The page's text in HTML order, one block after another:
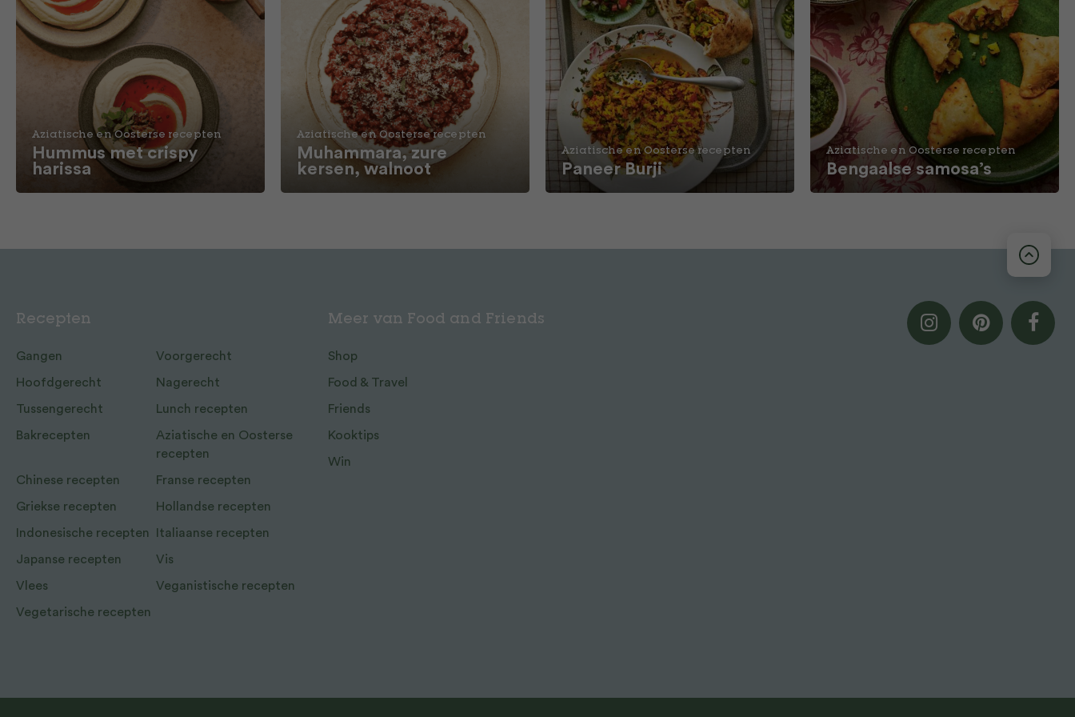
Aziatische en Oosterse recepten
Hummus met crispy
harissa
Aziatische en Oosterse recepten
Muhammara, zure
kersen, walnoot
Aziatische en Oosterse recepten
Paneer Burji
Aziatische en Oosterse recepten
Bengaalse samosa’s
Recepten
Gangen Voorgerecht
Hoofdgerecht Nagerecht
Tussengerecht Lunch recepten
Bakrecepten
Aziatische en Oosterse
recepten
Chinese recepten Franse recepten
Griekse recepten Hollandse recepten
Indonesische recepten Italiaanse recepten
Japanse recepten Vis
Vlees Veganistische recepten
Vegetarische recepten
Meer van Food and Friends
Shop
Food & Travel
Friends
Kooktips
Win